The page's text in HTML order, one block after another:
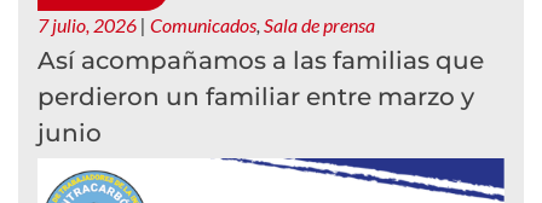
7 julio, 2026 | Comunicados, Sala de prensa
Así acompañamos a las familias que
perdieron un familiar entre marzo y
junio